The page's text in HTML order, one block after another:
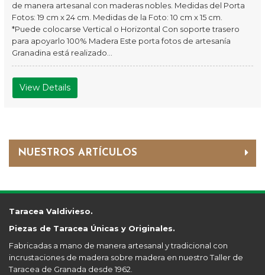
NUESTROS ARTÍCULOS
de manera artesanal con maderas nobles. Medidas del Porta
Fotos: 19 cm x 24 cm. Medidas de la Foto: 10 cm x 15 cm.
*Puede colocarse Vertical o Horizontal Con soporte trasero
para apoyarlo 100% Madera Este porta fotos de artesanía
Granadina está realizado...
View Details
Taracea Valdivieso.
Piezas de Taracea Únicas y Originales.
Fabricadas a mano de manera artesanal y tradicional con
incrustaciones de madera sobre madera en nuestro Taller de
Taracea de Granada desde 1962.